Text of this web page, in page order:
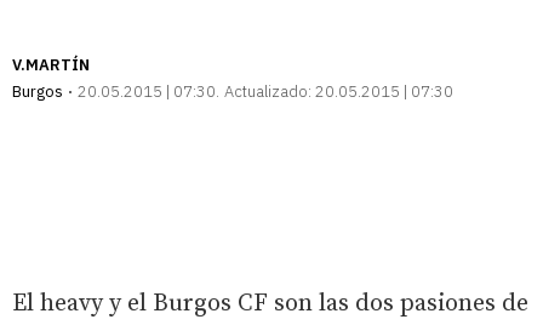
V.MARTÍN
Burgos
20.05.2015 | 07:30 Actualizado: 20.05.2015 | 07:30
El heavy y el Burgos CF son las dos pasiones de